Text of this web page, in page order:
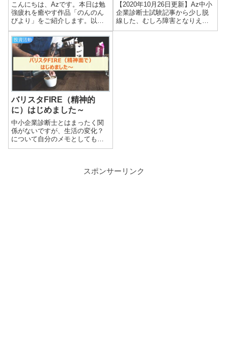
こんにちは、Azです。本日は勉
強疲れを癒やす作品「のんのん
びより」をご紹介します。以
前、ご紹介した応援歌の記事が
意外にも好評でしたので、今回
も思いっきり横道に逸れた記事
を書いて行こうと思います！＞
＞中小企業診断士の独学者に贈
る応援ソング 7...
【2020年10月26日更新】Az中小
企業診断士試験記事から少し脱
線した、むしろ障害となりえ
る？記事を1本お届けします！
投資活動
バリスタFIRE（精神的
に）はじめました～
中小企業診断士とはまったく関
係がないですが、生活の変化？
について自分のメモとしても残
しておこうかと思います！世間
この頃。そんな私はバリスタスポンサーリンク